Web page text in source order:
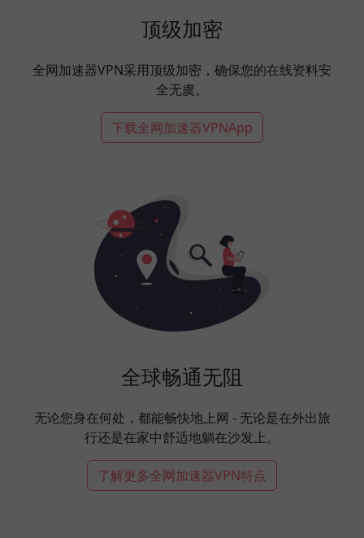
顶级加密
全网加速器VPN采用顶级加密，确保您的在线资料安
全无虞。
下载全网加速器VPNApp
全球畅通无阻
无论您身在何处，都能畅快地上网 - 无论是在外出旅
行还是在家中舒适地躺在沙发上。
了解更多全网加速器VPN特点